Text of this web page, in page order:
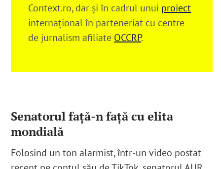
Context.ro, dar și în cadrul unui proiect
internațional în parteneriat cu centre
de jurnalism afiliate OCCRP.
Senatorul față-n față cu elita
mondială
Folosind un ton alarmist, într-un video postat